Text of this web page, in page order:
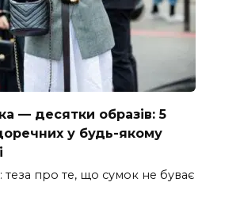
— десятки образів: 5
у будь-якому
теза про те, що сумок не буває